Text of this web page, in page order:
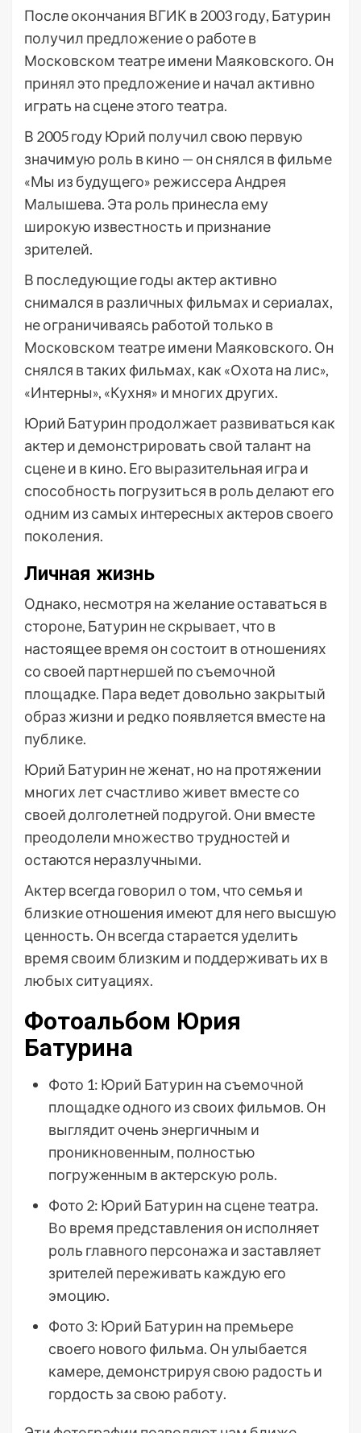
После окончания ВГИК в 2003 году, Батурин
получил предложение о работе в
Московском театре имени Маяковского. Он
принял это предложение и начал активно
играть на сцене этого театра.
В 2005 году Юрий получил свою первую
значимую роль в кино — он снялся в фильме
«Мы из будущего» режиссера Андрея
Малышева. Эта роль принесла ему
широкую известность и признание
зрителей.
В последующие годы актер активно
снимался в различных фильмах и сериалах,
не ограничиваясь работой только в
Московском театре имени Маяковского. Он
снялся в таких фильмах, как «Охота на лис»,
«Интерны», «Кухня» и многих других.
Юрий Батурин продолжает развиваться как
актер и демонстрировать свой талант на
сцене и в кино. Его выразительная игра и
способность погрузиться в роль делают его
одним из самых интересных актеров своего
поколения.
Личная жизнь
Однако, несмотря на желание оставаться в
стороне, Батурин не скрывает, что в
настоящее время он состоит в отношениях
со своей партнершей по съемочной
площадке. Пара ведет довольно закрытый
образ жизни и редко появляется вместе на
публике.
Юрий Батурин не женат, но на протяжении
многих лет счастливо живет вместе со
своей долголетней подругой. Они вместе
преодолели множество трудностей и
остаются неразлучными.
Актер всегда говорил о том, что семья и
близкие отношения имеют для него высшую
ценность. Он всегда старается уделить
время своим близким и поддерживать их в
любых ситуациях.
Фотоальбом Юрия
Батурина
Фото 1: Юрий Батурин на съемочной
площадке одного из своих фильмов. Он
выглядит очень энергичным и
проникновенным, полностью
погруженным в актерскую роль.
Фото 2: Юрий Батурин на сцене театра.
Во время представления он исполняет
роль главного персонажа и заставляет
зрителей переживать каждую его
эмоцию.
Фото 3: Юрий Батурин на премьере
своего нового фильма. Он улыбается
камере, демонстрируя свою радость и
гордость за свою работу.